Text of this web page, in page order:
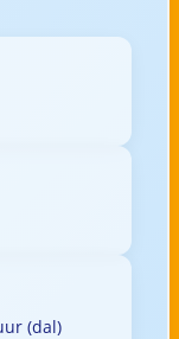
(dal)